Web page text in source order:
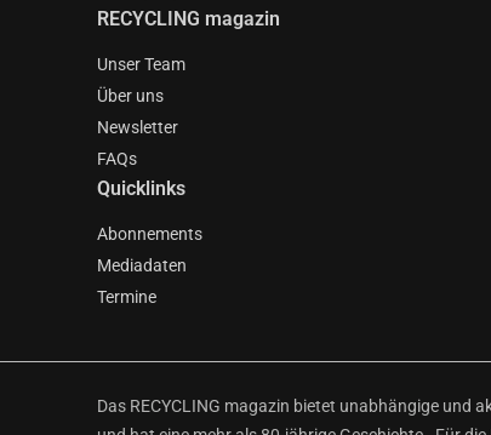
RECYCLING magazin
Unser Team
Über uns
Newsletter
FAQs
Quicklinks
Abonnements
Mediadaten
Termine
Das RECYCLING magazin bietet unabhängige und